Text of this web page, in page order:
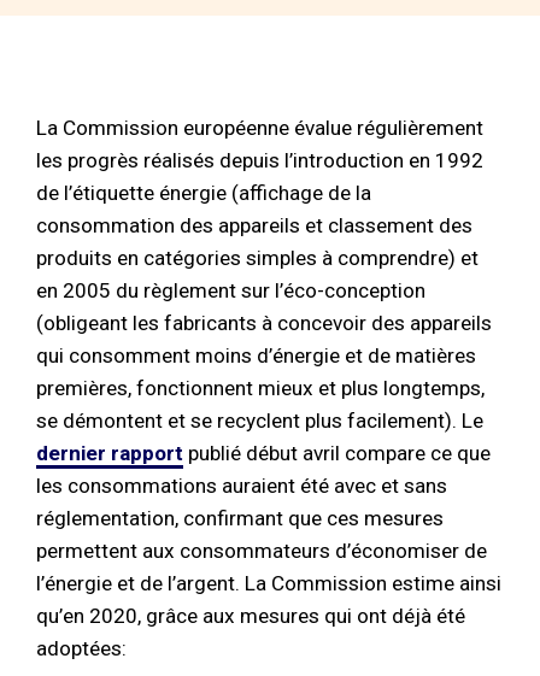
La Commission européenne évalue régulièrement
les progrès réalisés depuis l’introduction en 1992
de l’étiquette énergie (affichage de la
consommation des appareils et classement des
produits en catégories simples à comprendre) et
en 2005 du règlement sur l’éco-conception
(obligeant les fabricants à concevoir des appareils
qui consomment moins d’énergie et de matières
premières, fonctionnent mieux et plus longtemps,
se démontent et se recyclent plus facilement). Le
dernier rapport publié début avril compare ce que
les consommations auraient été avec et sans
réglementation, confirmant que ces mesures
permettent aux consommateurs d’économiser de
l’énergie et de l’argent. La Commission estime ainsi
qu’en 2020, grâce aux mesures qui ont déjà été
adoptées: